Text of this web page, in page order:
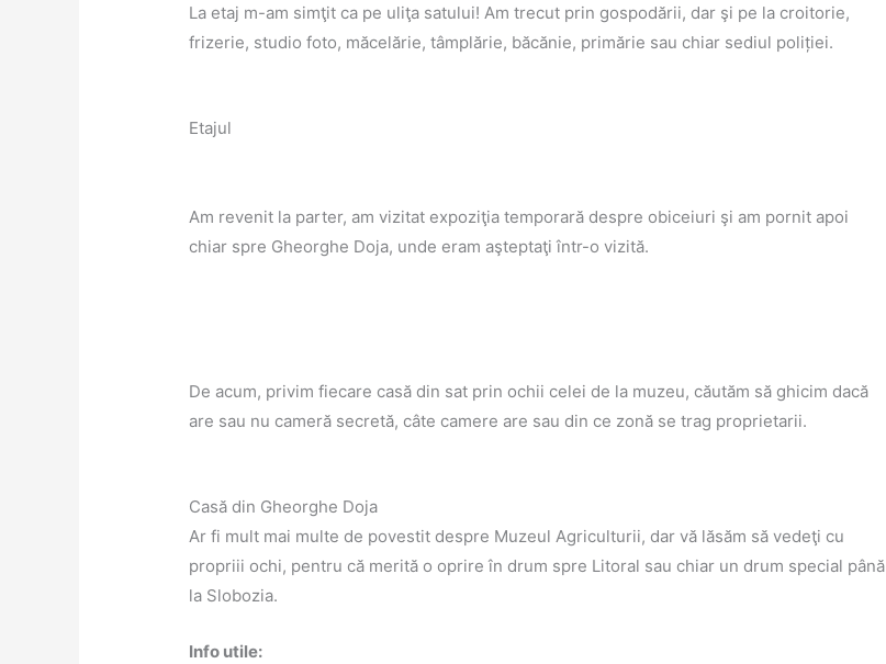
La etaj m-am simţit ca pe uliţa satului! Am trecut prin gospodării, dar şi pe la croitorie,
frizerie, studio foto, măcelărie, tâmplărie, băcănie, primărie sau chiar sediul poliției.
Etajul
Am revenit la parter, am vizitat expoziţia temporară despre obiceiuri şi am pornit apoi
chiar spre Gheorghe Doja, unde eram aşteptaţi într-o vizită.
De acum, privim fiecare casă din sat prin ochii celei de la muzeu, căutăm să ghicim dacă
are sau nu cameră secretă, câte camere are sau din ce zonă se trag proprietarii.
Casă din Gheorghe Doja
Ar fi mult mai multe de povestit despre Muzeul Agriculturii, dar vă lăsăm să vedeţi cu
propriii ochi, pentru că merită o oprire în drum spre Litoral sau chiar un drum special până
la Slobozia.
Info utile: